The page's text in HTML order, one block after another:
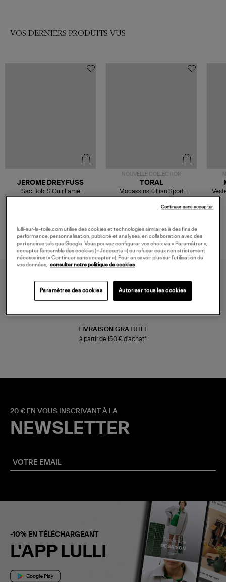
VOS DERNIERS PRODUITS VUS
JEROME DREYFUSS
Sac Bobi S Cuir Lamé
Champagne
NOUVELLE COLLECTION
TORAL
Mocassins Killian Sport
Mousse
LIVRAISON GRATUITE
à partir de 150 € d'achat*
20 € EN VOUS INSCRIVANT À LA
NEWSLETTER
-10% EN TÉLÉCHARGEANT
L'APP LULLI
lulli-sur-la-toile.com utilise des cookies et technologies similaires à des fins de
performance, personnalisation, publicité et analyses, en collaboration avec des
partenaires tels que Google. Vous pouvez configurer vos choix via « Paramétrer »,
accepter l’ensemble des cookies (« J’accepte ») ou refuser ceux non strictement
nécessaires (« Continuer sans accepter »). Pour en savoir plus sur l’utilisation de
vos données, consulter notre politique de cookies
Paramètres des cookies Autoriser tous les cookies
Continuer sans accepter